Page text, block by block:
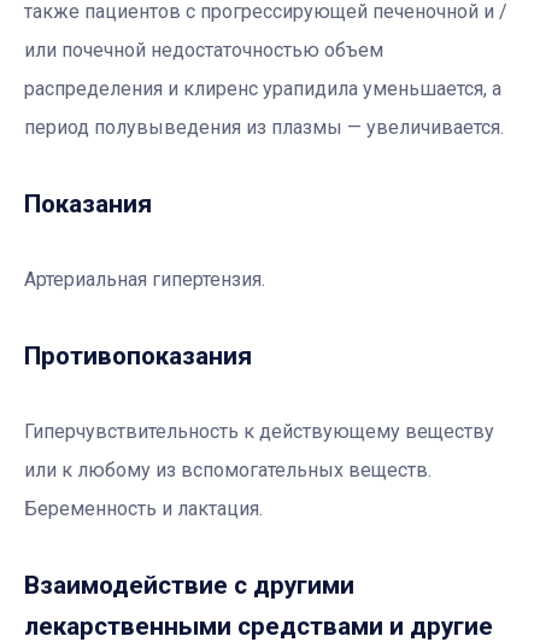
также пациентов с прогрессирующей печеночной и /
или почечной недостаточностью объем
распределения и клиренс урапидила уменьшается, а
период полувыведения из плазмы — увеличивается.
Показания
Артериальная гипертензия.
Противопоказания
Гиперчувствительность к действующему веществу
или к любому из вспомогательных веществ.
Беременность и лактация.
Взаимодействие с другими
лекарственными средствами и другие